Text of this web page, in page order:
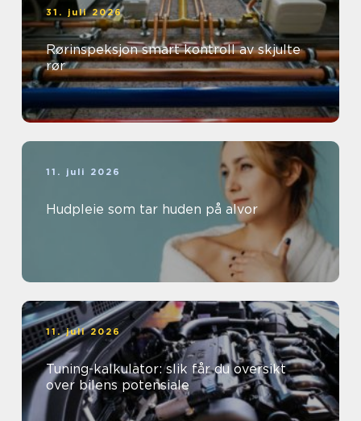
31. juli 2026
Rørinspeksjon smart kontroll av skjulte
rør
11. juli 2026
Hudpleie som tar huden på alvor
11. juli 2026
Tuning-kalkulator: slik får du oversikt
over bilens potensiale